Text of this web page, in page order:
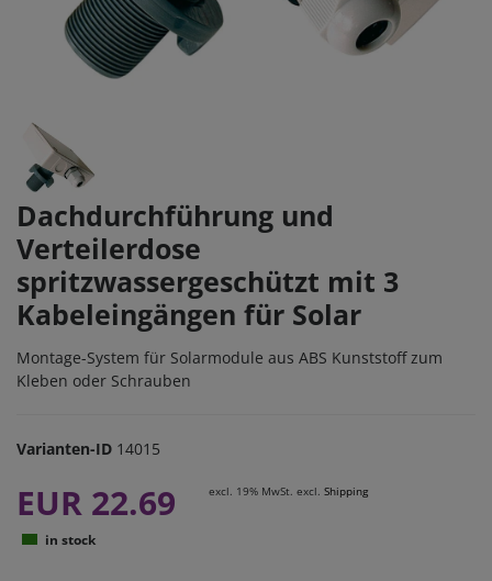
Dachdurchführung und
Verteilerdose
spritzwassergeschützt mit 3
Kabeleingängen für Solar
Montage-System für Solarmodule aus ABS Kunststoff zum
Kleben oder Schrauben
Varianten-ID 14015
EUR 22.69 excl. 19% MwSt. excl. Shipping
in stock